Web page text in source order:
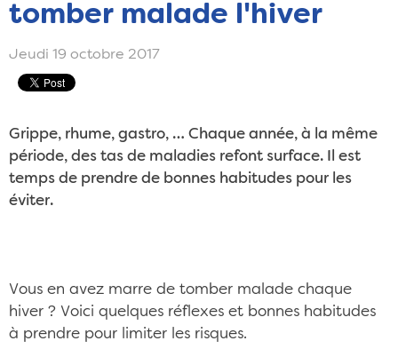
tomber malade l'hiver
Jeudi 19 octobre 2017
Grippe, rhume, gastro, … Chaque année, à la même
période, des tas de maladies refont surface. Il est
temps de prendre de bonnes habitudes pour les
éviter.
Vous en avez marre de tomber malade chaque
hiver ? Voici quelques réflexes et bonnes habitudes
à prendre pour limiter les risques.